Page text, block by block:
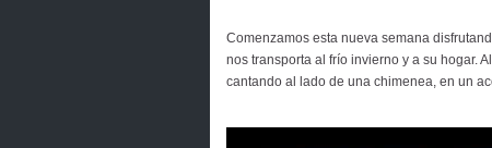
Comenzamos esta nueva semana
nos transporta al frío invierno y a su hogar.
cantando al lado de una chimenea, en un